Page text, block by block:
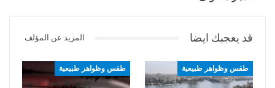
قد يعجبك ايضا المزيد عن المؤلف
طقس وظواهر طبيعية طقس وظواهر طبيعية